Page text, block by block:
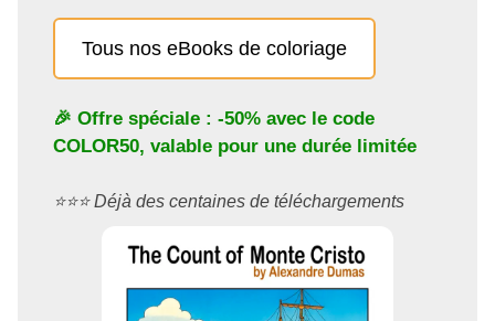
Tous nos eBooks de coloriage
🎉 Offre spéciale : -50% avec le code
COLOR50, valable pour une durée limitée
⭐️⭐️⭐️ Déjà des centaines de téléchargements